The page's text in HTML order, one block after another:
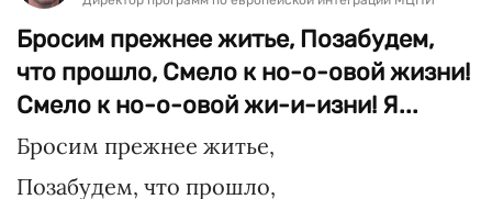
Бросим прежнее житье, Позабудем,
что прошло, Смело к но-о-овой жизни!
Смело к но-о-овой жи-и-изни! Я...
Бросим прежнее житье,
Позабудем, что прошло,